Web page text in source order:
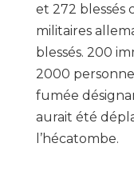
et 272 blessés
militaires
blessés. 200
2000
fumée
aurait été
l’hécatombe.